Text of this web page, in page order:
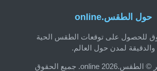
حول الطقس.online
للحصول على توقعات الطقس الحية
والدقيقة لمدن حول العالم.
حقوق النشر © الطقس.online 2026. جميع الحقوق